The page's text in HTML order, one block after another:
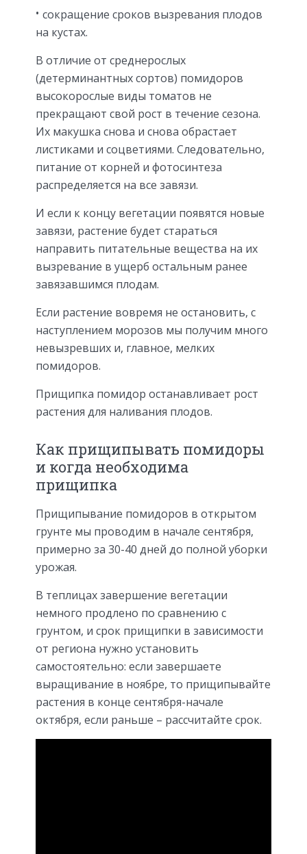
сокращение сроков вызревания плодов
на кустах.
В отличие от среднерослых
(детерминантных сортов) помидоров
высокорослые виды томатов не
прекращают свой рост в течение сезона.
Их макушка снова и снова обрастает
листиками и соцветиями. Следовательно,
питание от корней и фотосинтеза
распределяется на все завязи.
И если к концу вегетации появятся новые
завязи, растение будет стараться
направить питательные вещества на их
вызревание в ущерб остальным ранее
завязавшимся плодам.
Если растение вовремя не остановить, с
наступлением морозов мы получим много
невызревших и, главное, мелких
помидоров.
Прищипка помидор останавливает рост
растения для наливания плодов.
Как прищипывать помидоры
и когда необходима
прищипка
Прищипывание помидоров в открытом
грунте мы проводим в начале сентября,
примерно за 30-40 дней до полной уборки
урожая.
В теплицах завершение вегетации
немного продлено по сравнению с
грунтом, и срок прищипки в зависимости
от региона нужно установить
самостоятельно: если завершаете
выращивание в ноябре, то прищипывайте
растения в конце сентября-начале
октября, если раньше – рассчитайте срок.